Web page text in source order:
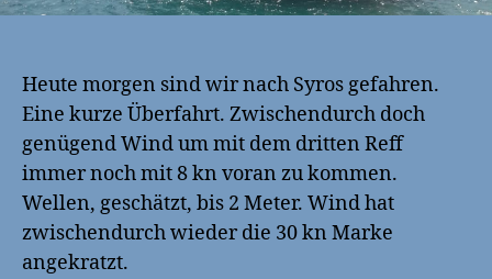
Heute morgen sind wir nach Syros gefahren.
Eine kurze Überfahrt. Zwischendurch doch
genügend Wind um mit dem dritten Reff
immer noch mit 8 kn voran zu kommen.
Wellen, geschätzt, bis 2 Meter. Wind hat
zwischendurch wieder die 30 kn Marke
angekratzt.